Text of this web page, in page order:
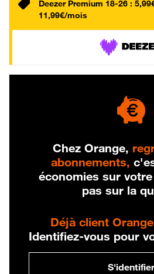
Deezer Premium 18-26 :
11,99€/mois
Chez Orange,
abonnements,
économies sur
pas sur la
Déjà client
Identifiez-vous pour
S'identifier